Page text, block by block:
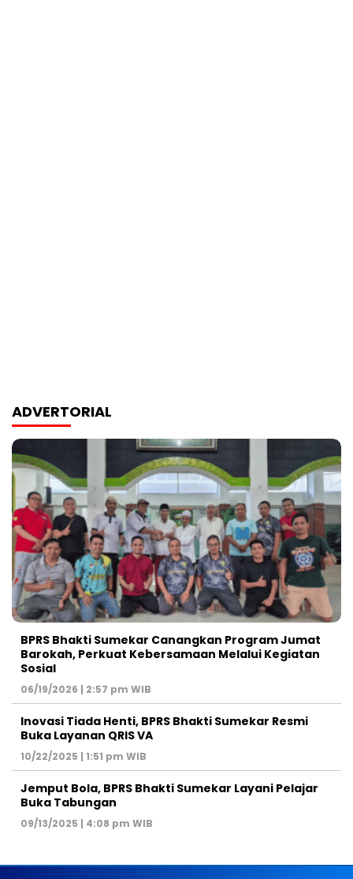
ADVERTORIAL
BPRS Bhakti Sumekar Canangkan Program Jumat
Barokah, Perkuat Kebersamaan Melalui Kegiatan
Sosial
06/19/2026 | 2:57 pm WIB
Inovasi Tiada Henti, BPRS Bhakti Sumekar Resmi
Buka Layanan QRIS VA
10/22/2025 | 1:51 pm WIB
Jemput Bola, BPRS Bhakti Sumekar Layani Pelajar
Buka Tabungan
09/13/2025 | 4:08 pm WIB